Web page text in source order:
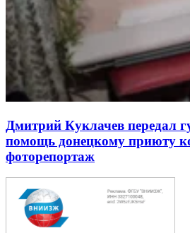
Дмитрий Куклачев передал
помощь донецкому приюту
фоторепортаж